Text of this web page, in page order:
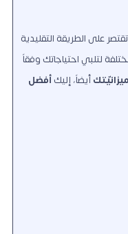
على الطريقة التقليدية
لتلبي احتياجاتك وفقاً
ميزانيّتكأيضاً، إليكأفضل